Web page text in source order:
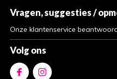
Vragen, suggesties /
Onze klantenservice
Volg ons